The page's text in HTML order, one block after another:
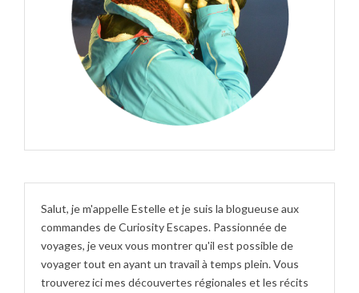
Salut, je m'appelle Estelle et je suis la blogueuse aux
commandes de Curiosity Escapes. Passionnée de
voyages, je veux vous montrer qu'il est possible de
voyager tout en ayant un travail à temps plein. Vous
trouverez ici mes découvertes régionales et les récits